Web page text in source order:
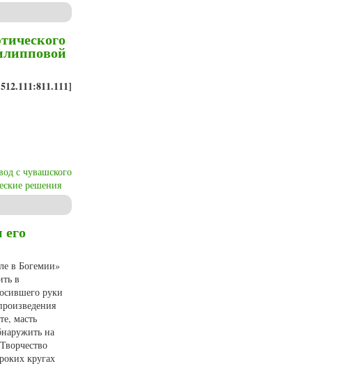
с чувашского
решения
в Богемии»
в
руки
масть
на
кругах